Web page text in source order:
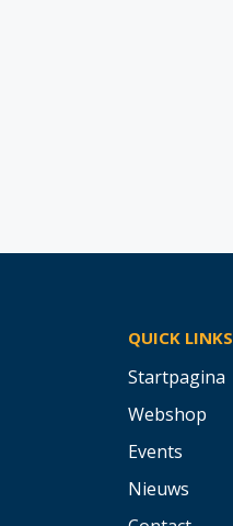
QUICK LINKS
Startpagina
Webshop
Events
Nieuws